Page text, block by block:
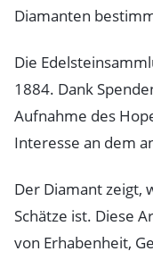
Diamanten
Die
1884. Dank
Aufnahme des
Interesse an dem
Der Diamant zeigt,
Schätze ist. Diese
von Erhabenheit,